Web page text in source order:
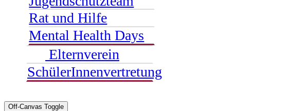
Rat und Hilfe
Mental Health Days
Elternverein
SchülerInnenvertretung
Off-Canvas Toggle